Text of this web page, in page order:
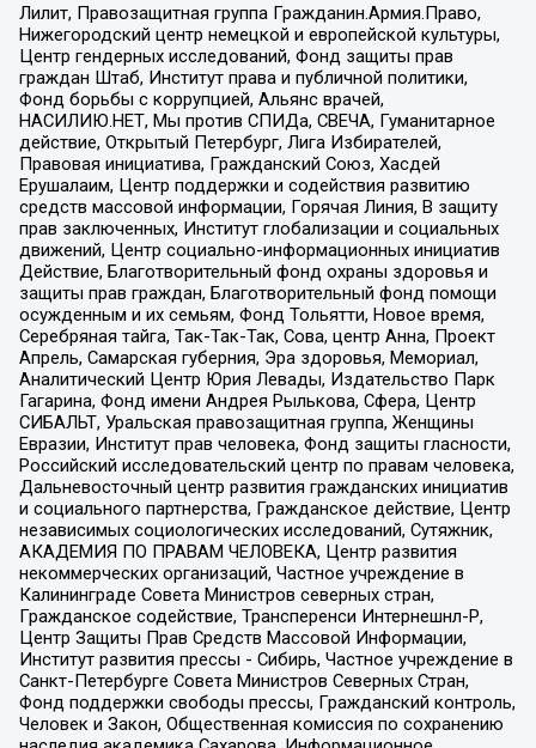
Лилит, Правозащитная группа Гражданин.Армия.Право,
Нижегородский центр немецкой и европейской культуры,
Центр гендерных исследований, Фонд защиты прав
граждан Штаб, Институт права и публичной политики,
Фонд борьбы с коррупцией, Альянс врачей,
НАСИЛИЮ.НЕТ, Мы против СПИДа, СВЕЧА, Гуманитарное
действие, Открытый Петербург, Лига Избирателей,
Правовая инициатива, Гражданский Союз, Хасдей
Ерушалаим, Центр поддержки и содействия развитию
средств массовой информации, Горячая Линия, В защиту
прав заключенных, Институт глобализации и социальных
движений, Центр социально-информационных инициатив
Действие, Благотворительный фонд охраны здоровья и
защиты прав граждан, Благотворительный фонд помощи
осужденным и их семьям, Фонд Тольятти, Новое время,
Серебряная тайга, Так-Так-Так, Сова, центр Анна, Проект
Апрель, Самарская губерния, Эра здоровья, Мемориал,
Аналитический Центр Юрия Левады, Издательство Парк
Гагарина, Фонд имени Андрея Рылькова, Сфера, Центр
СИБАЛЬТ, Уральская правозащитная группа, Женщины
Евразии, Институт прав человека, Фонд защиты гласности,
Российский исследовательский центр по правам человека,
Дальневосточный центр развития гражданских инициатив
и социального партнерства, Гражданское действие, Центр
независимых социологических исследований, Сутяжник,
АКАДЕМИЯ ПО ПРАВАМ ЧЕЛОВЕКА, Центр развития
некоммерческих организаций, Частное учреждение в
Калининграде Совета Министров северных стран,
Гражданское содействие, Трансперенси Интернешнл-Р,
Центр Защиты Прав Средств Массовой Информации,
Институт развития прессы - Сибирь, Частное учреждение в
Санкт-Петербурге Совета Министров Северных Стран,
Фонд поддержки свободы прессы, Гражданский контроль,
Человек и Закон, Общественная комиссия по сохранению